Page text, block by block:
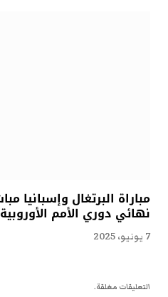
مباراة البرتغال وإسبانيا
نهائي دوري الأمم الأوروبية
7 يونيو، 2025
التعليقات مغلقة.